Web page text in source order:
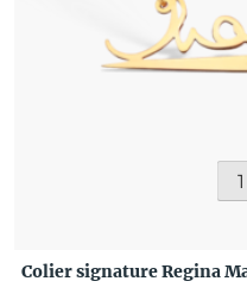
1
Colier signature Regina